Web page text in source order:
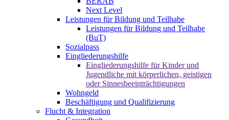
Next Level
Leistungen für Bildung und Teilhabe
Leistungen für Bildung und Teilhabe
(BuT)
Sozialpass
Eingliederungshilfe
Eingliederungshilfe für Kinder und
Jugendliche mit körperlichen, geistigen
oder Sinnesbeeinträchtigungen
Wohngeld
Beschäftigung und Qualifizierung
Flucht & Integration